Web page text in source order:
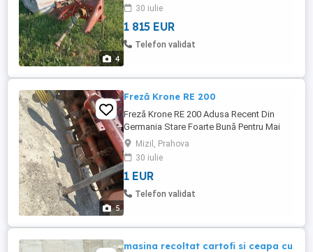
4
30 iulie
1 815 EUR
Telefon validat
5
Freză Krone RE 200
Freză Krone RE 200 Adusa Recent Din
Germania Stare Foarte Bună Pentru Mai
Multe Detali Sunați la Se Vinde Pe Bani
Sau Animale Variante
Mizil, Prahova
30 iulie
1 EUR
Telefon validat
masina recoltat cartofi si ceapa cu